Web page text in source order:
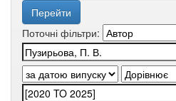
Поточні фільтри: